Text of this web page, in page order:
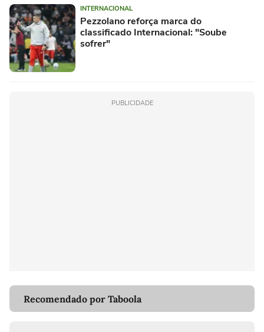
INTERNACIONAL
Pezzolano reforça marca do
classificado Internacional: "Soube
sofrer"
PUBLICIDADE
Recomendado por Taboola